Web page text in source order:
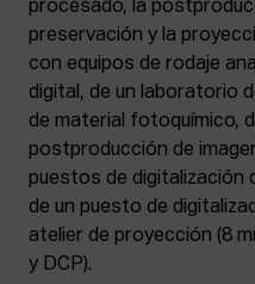
procesado, la
preservación y la
con equipos de rodaje
digital, de un laboratorio
de material fotoquímico,
postproducción de
puestos de digitalización
de un puesto de
atelier de proyección (8
y DCP).